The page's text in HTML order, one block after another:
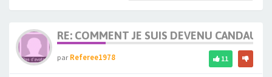
RE: COMMENT JE SUIS DEVENU
parReferee1978 11